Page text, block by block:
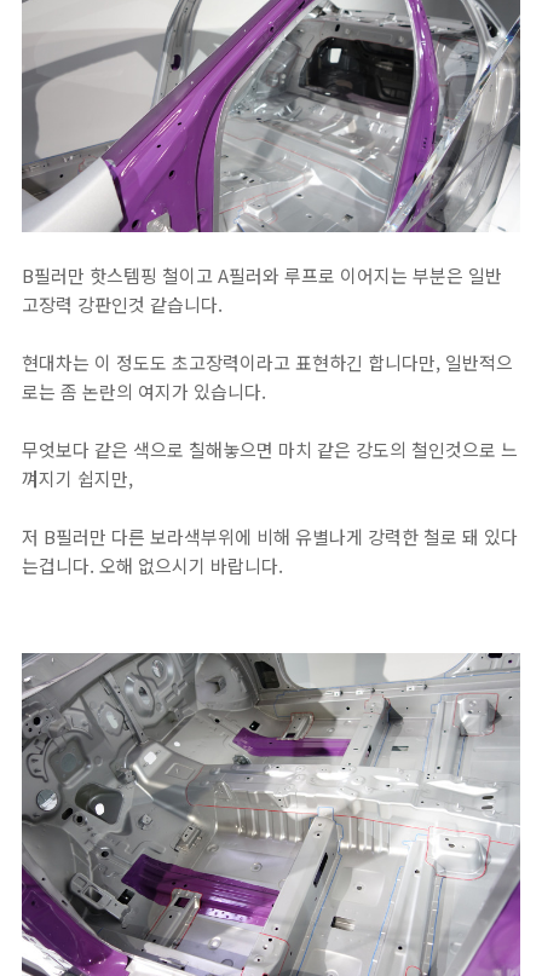
B필러만 핫스템핑 철이고 A필러와 루프로 이어지는 부분은 일반
고장력 강판인것 같습니다.
현대차는 이 정도도 초고장력이라고 표현하긴 합니다만, 일반적으
로는 좀 논란의 여지가 있습니다.
무엇보다 같은 색으로 칠해놓으면 마치 같은 강도의 철인것으로 느
껴지기 쉽지만,
저 B필러만 다른 보라색부위에 비해 유별나게 강력한 철로 돼 있다
는겁니다. 오해 없으시기 바랍니다.